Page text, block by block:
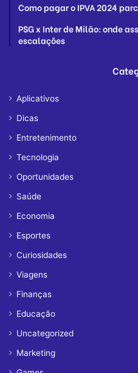
Como pagar o IPVA 2024
PSG x Inter de Milão: onde
escalações
Aplicativos
Dicas
Entretenimento
Tecnologia
Oportunidades
Saúde
Economia
Esportes
Curiosidades
Viagens
Finanças
Educação
Uncategorized
Marketing